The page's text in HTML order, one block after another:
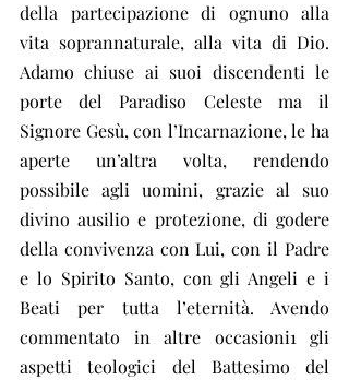
della partecipazione di ognuno alla
vita soprannaturale, alla vita di Dio.
Adamo chiuse ai suoi discendenti le
porte del Paradiso Celeste ma il
Signore Gesù, con l’Incarnazione, le ha
aperte un’altra volta, rendendo
possibile agli uomini, grazie al suo
divino ausilio e protezione, di godere
della convivenza con Lui, con il Padre
e lo Spirito Santo, con gli Angeli e i
Beati per tutta l’eternità. Avendo
commentato in altre occasioni1 gli
aspetti teologici del Battesimo del